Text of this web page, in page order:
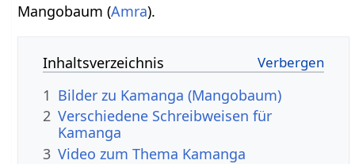
Mangobaum (Amra).
Inhaltsverzeichnis
1 Bilder zu Kamanga (Mangobaum)
2 Verschiedene Schreibweisen für
Kamanga
3 Video zum Thema Kamanga